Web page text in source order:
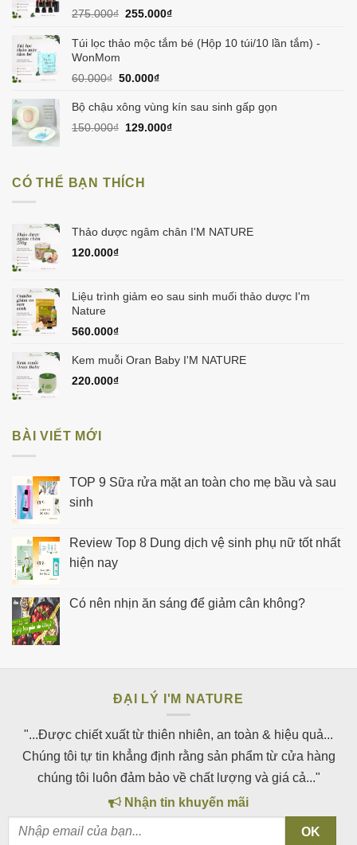
275.000₫ Giá
là:
255.000₫Giá
tại
Túi lọc thảo mộc tắm bé (Hộp 10 túi/10 lần tắm) -
WonMom
60.000₫ Giá
là:
50.000₫Giá
tại
50.000₫.
Bộ chậu xông vùng kín sau sinh gấp gọn
150.000₫ Giá
129.000₫Giá
CÓ THỂ BẠN THÍCH
Thảo dược ngâm chân I'M NATURE
120.000₫
Liệu trình giảm eo sau sinh muối thảo dược I'm
Nature
560.000₫
Kem muỗi Oran Baby I'M NATURE
220.000₫
BÀI VIẾT MỚI
TOP 9 Sữa rửa mặt an toàn cho mẹ bầu và sau
sinh
Review Top 8 Dung dịch vệ sinh phụ nữ tốt nhất
hiện nay
Có nên nhịn ăn sáng để giảm cân không?
ĐẠI LÝ I'M NATURE
"...Được chiết xuất từ thiên nhiên, an toàn & hiệu quả...
Chúng tôi tự tin khẳng định rằng sản phẩm từ cửa hàng
chúng tôi luôn đảm bảo về chất lượng và giá cả..."
Nhận tin khuyến mãi